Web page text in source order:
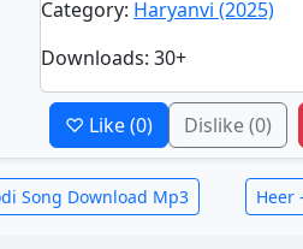
Category: Haryanvi (2025)
Downloads: 30+
♡ Like(0) Dislike(0)
Song Download Mp3 Heer